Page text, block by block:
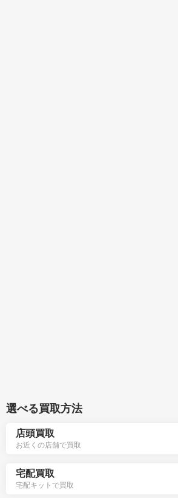
選べる買取方法
店頭買取
お近くの店舗で買取
宅配買取
宅配キットで買取